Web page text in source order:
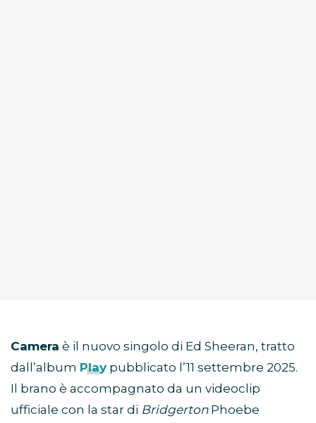
Camera è il nuovo singolo di Ed Sheeran, tratto
dall’album Play pubblicato l’11 settembre 2025.
Il brano è accompagnato da un videoclip
ufficiale con la star di BridgertonPhoebe